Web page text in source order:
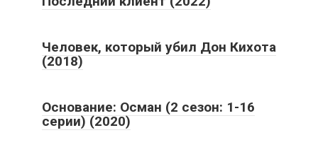
Человек, который убил Дон Кихота
(2018)
Основание: Осман (2 сезон: 1-16
серии) (2020)